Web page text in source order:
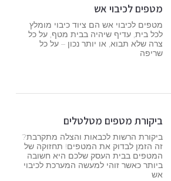
מטפים לכיבוי אש
מטפים לכיבוי אש הם ציוד כיבוי מומלץ
לכל בית, עדיף שיהיה בבית מטף, על כל
צרה שלא תבוא, או יותר נכון – על כל
שריפה
ביקורת מטפים מטלטלים
ביקורת הרשות לכבאות והצלה מתקרבת?
זה הזמן לבדוק את המטפים! תחזוקה של
המטפים בבית העסק שלכם היא חשובה
ביותר כאשר זוהי למעשה המערכת לכיבוי
אש